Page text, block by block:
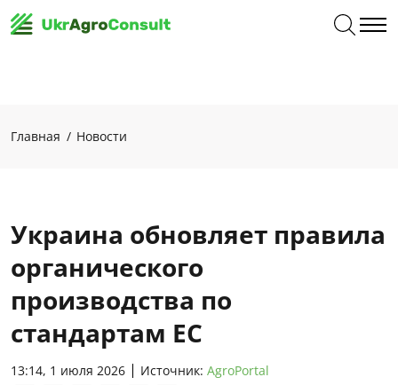
Главная Новости
Украина обновляет правила
органического
производства по
стандартам ЕС
13:14, 1 июля 2026 Источник: AgroPortal